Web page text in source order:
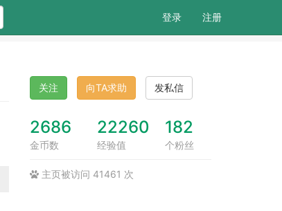
登录 注册
关注 向TA求助 发私信
2686
金币数
22260
经验值
182
个粉丝
主页被访问 41461 次